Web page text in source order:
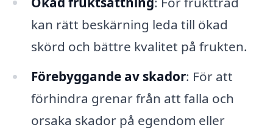
kan rätt beskärning leda till ökad
skörd och bättre kvalitet på frukten.
Förebyggande av skador: För att
förhindra grenar från att falla och
orsaka skador på egendom eller